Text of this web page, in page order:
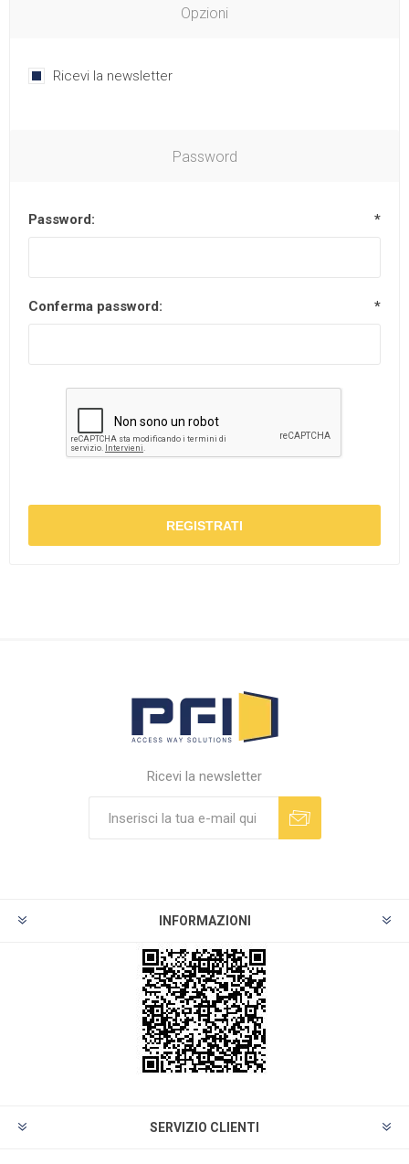
Opzioni
Ricevi la newsletter
Password
Password: *
Conferma password: *
REGISTRATI
Ricevi la newsletter
INFORMAZIONI
SERVIZIO CLIENTI